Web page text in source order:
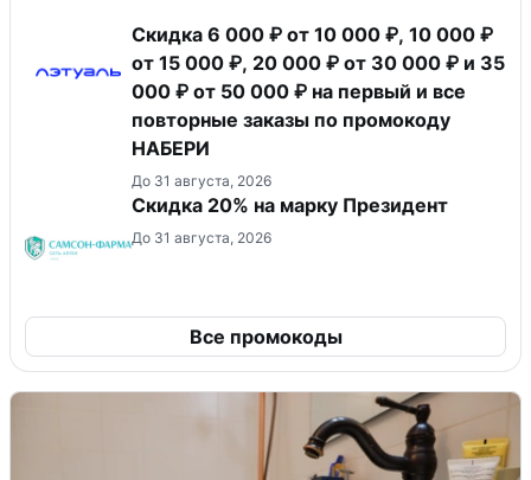
Скидка 6 000 ₽ от 10 000 ₽, 10 000 ₽
от 15 000 ₽, 20 000 ₽ от 30 000 ₽ и 35
000 ₽ от 50 000 ₽ на первый и все
повторные заказы по промокоду
НАБЕРИ
До 31 августа, 2026
Скидка 20% на марку Президент
До 31 августа, 2026
Все промокоды